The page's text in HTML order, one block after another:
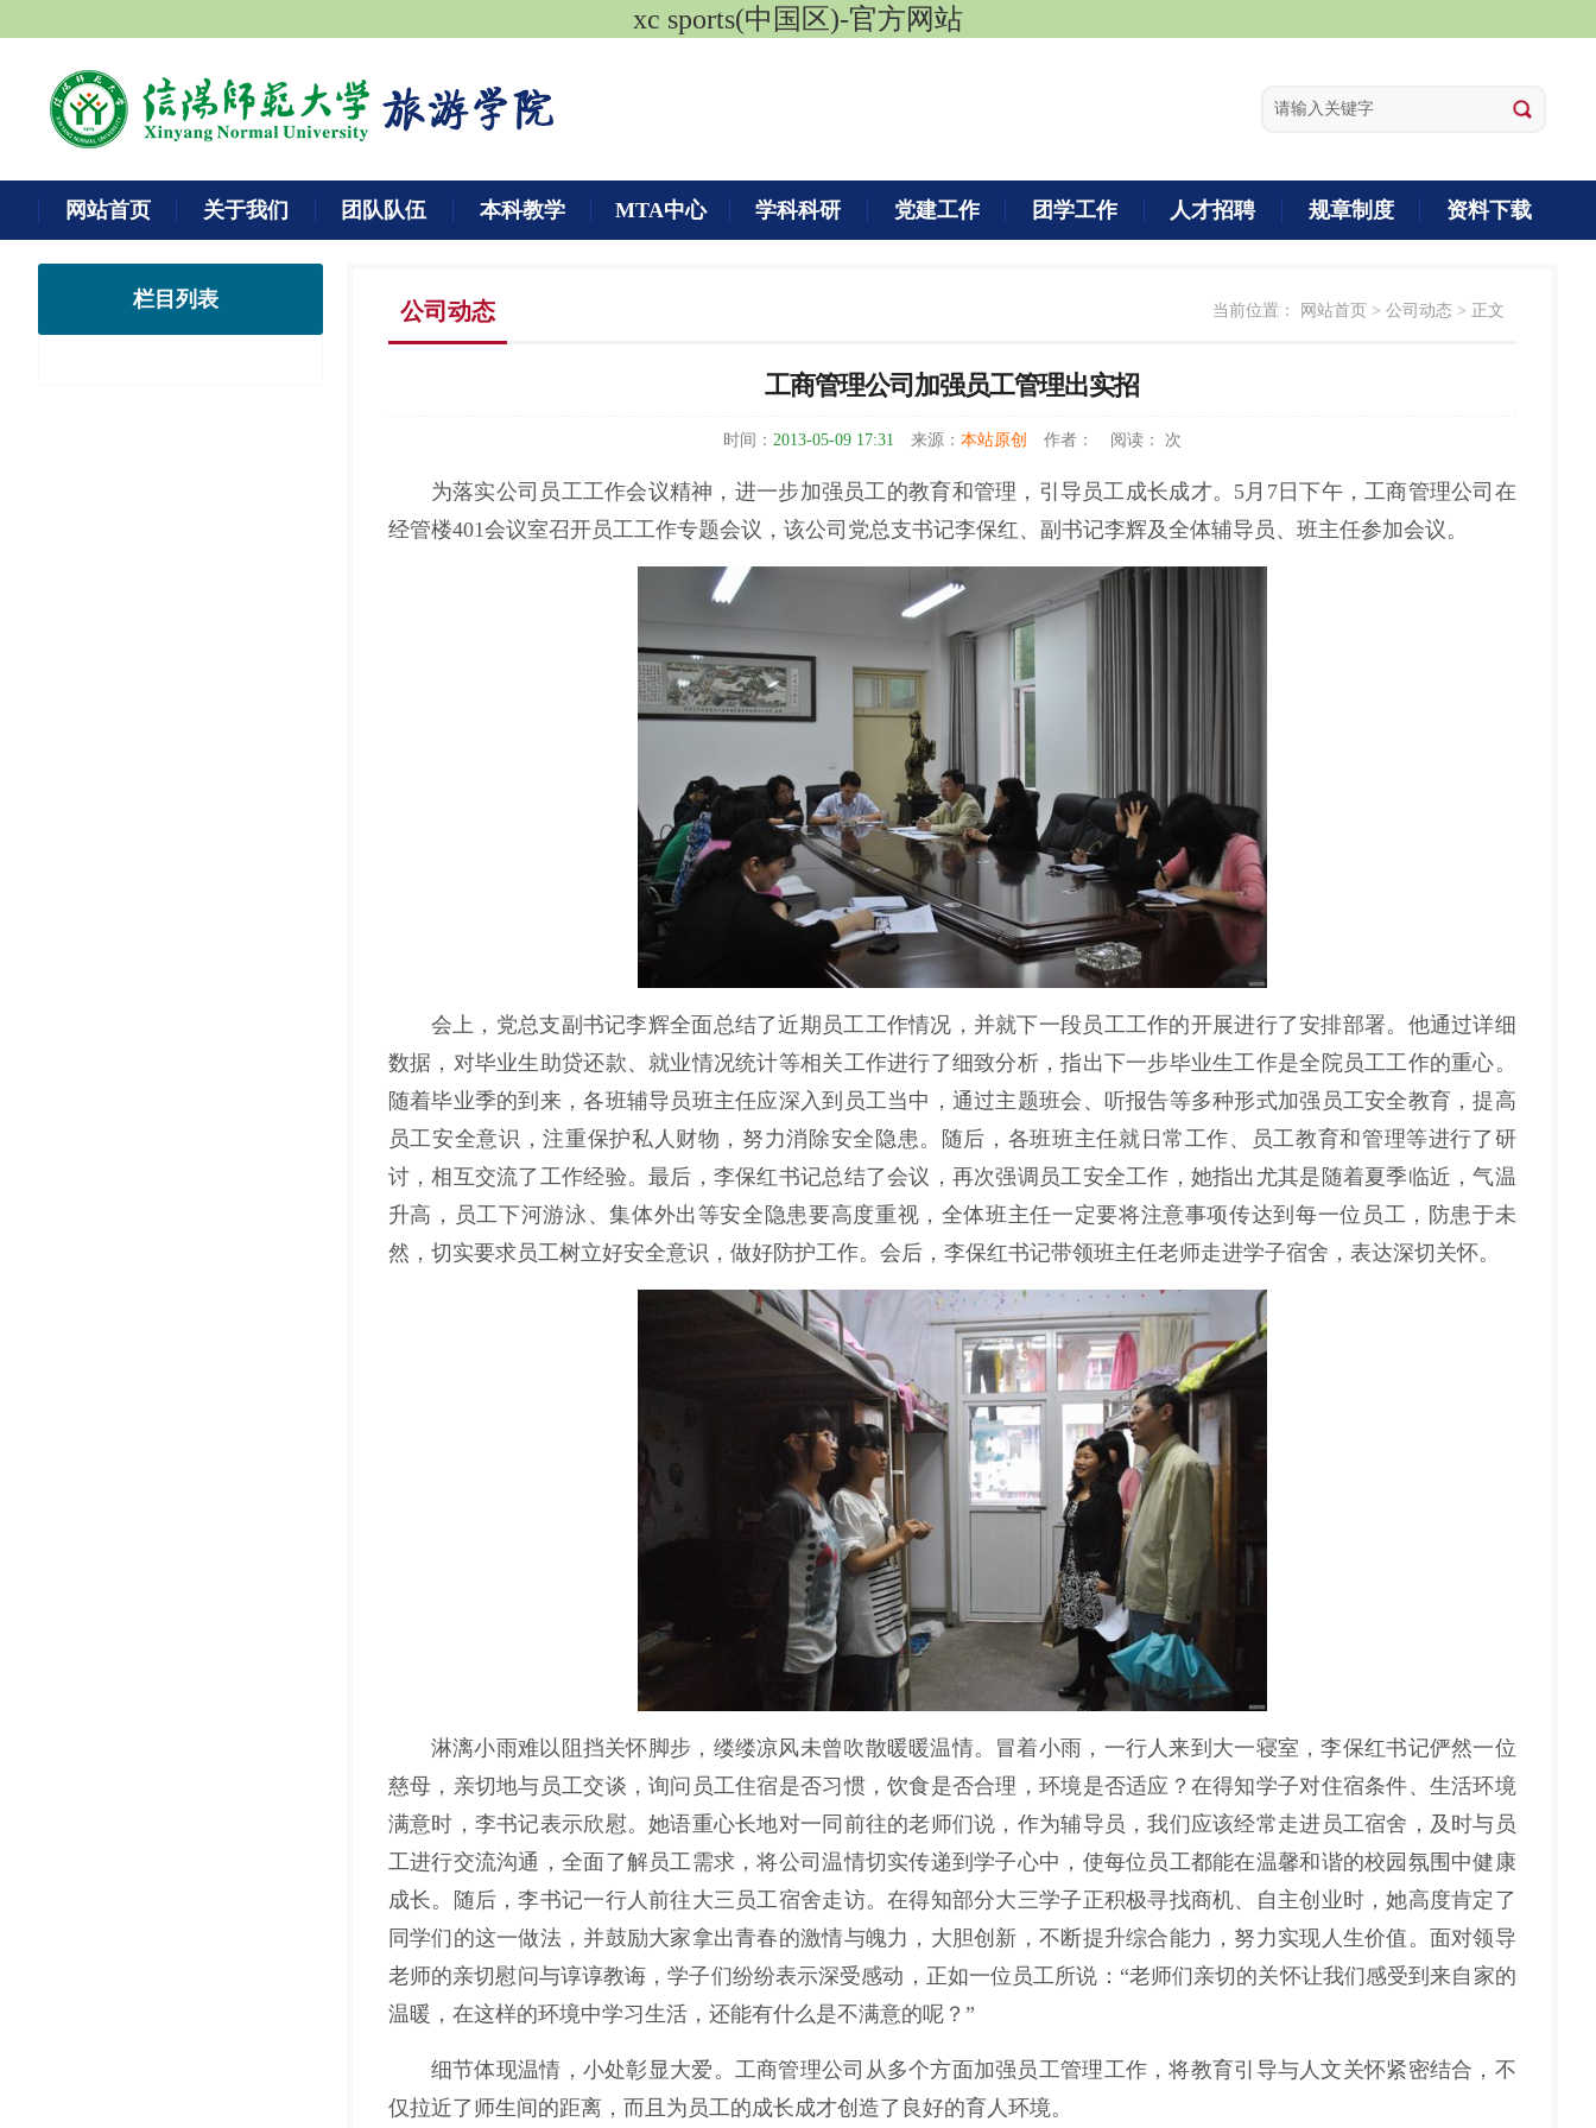
xc sports(中国区)-官方网站
网站首页 关于我们 团队队伍 本科教学 MTA中心 学科科研 党建工作 团学工作 人才招聘 规章制度 资料下载
栏目列表 公司动态 当前位置： 网站首页 > 公司动态> 正文
工商管理公司加强员工管理出实招
时间： 2013-05-09 17:31 来源： 本站原创 作者： 阅读： 次
为落实公司员工工作会议精神，进一步加强员工的教育和管理，引导员工成长成才。5月7日下午，工商管理公司在
经管楼401会议室召开员工工作专题会议，该公司党总支书记李保红、副书记李辉及全体辅导员、班主任参加会议。
会上，党总支副书记李辉全面总结了近期员工工作情况，并就下一段员工工作的开展进行了安排部署。他通过详细
数据，对毕业生助贷还款、就业情况统计等相关工作进行了细致分析，指出下一步毕业生工作是全院员工工作的重心。
随着毕业季的到来，各班辅导员班主任应深入到员工当中，通过主题班会、听报告等多种形式加强员工安全教育，提高
员工安全意识，注重保护私人财物，努力消除安全隐患。随后，各班班主任就日常工作、员工教育和管理等进行了研
讨，相互交流了工作经验。最后，李保红书记总结了会议，再次强调员工安全工作，她指出尤其是随着夏季临近，气温
升高，员工下河游泳、集体外出等安全隐患要高度重视，全体班主任一定要将注意事项传达到每一位员工，防患于未
然，切实要求员工树立好安全意识，做好防护工作。会后，李保红书记带领班主任老师走进学子宿舍，表达深切关怀。
淋漓小雨难以阻挡关怀脚步，缕缕凉风未曾吹散暖暖温情。冒着小雨，一行人来到大一寝室，李保红书记俨然一位
慈母，亲切地与员工交谈，询问员工住宿是否习惯，饮食是否合理，环境是否适应？在得知学子对住宿条件、生活环境
满意时，李书记表示欣慰。她语重心长地对一同前往的老师们说，作为辅导员，我们应该经常走进员工宿舍，及时与员
工进行交流沟通，全面了解员工需求，将公司温情切实传递到学子心中，使每位员工都能在温馨和谐的校园氛围中健康
成长。随后，李书记一行人前往大三员工宿舍走访。在得知部分大三学子正积极寻找商机、自主创业时，她高度肯定了
同学们的这一做法，并鼓励大家拿出青春的激情与魄力，大胆创新，不断提升综合能力，努力实现人生价值。面对领导
老师的亲切慰问与谆谆教诲，学子们纷纷表示深受感动，正如一位员工所说：“老师们亲切的关怀让我们感受到来自家的
温暖，在这样的环境中学习生活，还能有什么是不满意的呢？”
细节体现温情，小处彰显大爱。工商管理公司从多个方面加强员工管理工作，将教育引导与人文关怀紧密结合，不
仅拉近了师生间的距离，而且为员工的成长成才创造了良好的育人环境。